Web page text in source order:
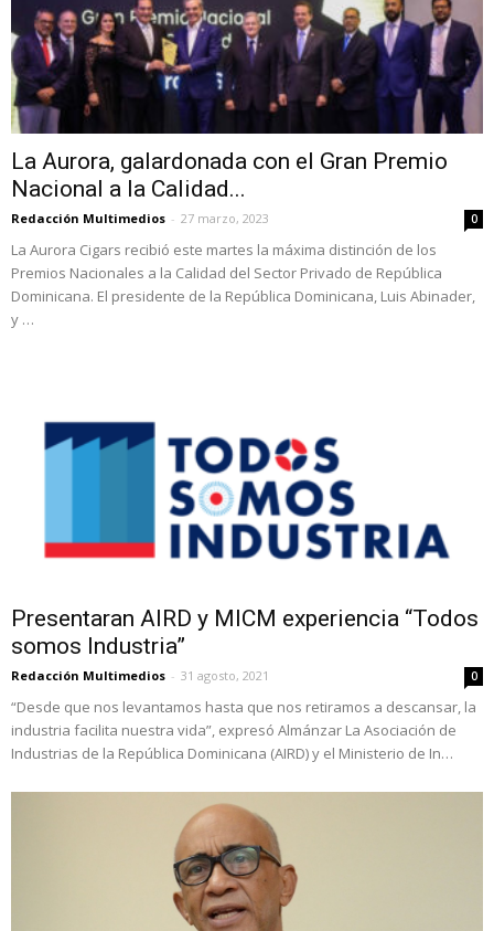
La Aurora, galardonada con el Gran Premio
Nacional a la Calidad...
Redacción Multimedios - 27 marzo, 2023 0
La Aurora Cigars recibió este martes la máxima distinción de los
Premios Nacionales a la Calidad del Sector Privado de República
Dominicana. El presidente de la República Dominicana, Luis Abinader,
y …
Presentaran AIRD y MICM experiencia “Todos
somos Industria”
Redacción Multimedios - 31 agosto, 2021 0
“Desde que nos levantamos hasta que nos retiramos a descansar, la
industria facilita nuestra vida”, expresó Almánzar La Asociación de
Industrias de la República Dominicana (AIRD) y el Ministerio de In…